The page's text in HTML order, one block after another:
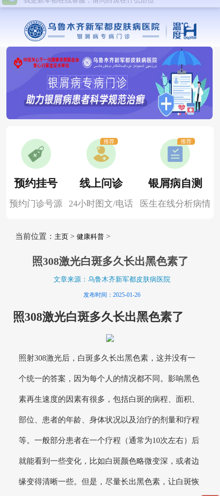
预约挂号
预约门诊号源
线上问诊
24小时图文/电话
推荐
银屑病自测
医生在线分析病情
推荐
当前位置： 主页> 健康科普>
照308激光白斑多久长出黑色素了
文章来源：乌鲁木齐新军都皮肤病医院
发布时间：2025-01-26
照308激光白斑多久长出黑色素了
照射308激光后，白斑多久长出黑色素，这并没有一
个统一的答案，因为每个人的情况都不同。影响黑色
素再生速度的因素有很多，包括白斑的病程、面积、
部位、患者的年龄、身体状况以及治疗的剂量和疗程
等。一般部分患者在一个疗程（通常为10次左右）后
就能看到一些变化，比如白斑颜色略微变深，或者边
缘变得清晰一些。但是，尽量长出黑色素，让白斑恢